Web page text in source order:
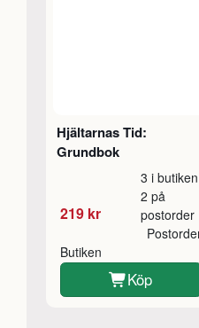
Hjältarnas Tid:
Grundbok
219 kr
3 i butiken
2 på
postorder
Butiken
Köp